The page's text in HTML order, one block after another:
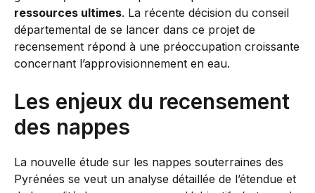
ressources ultimes. La récente décision du conseil
départemental de se lancer dans ce projet de
recensement répond à une préoccupation croissante
concernant l’approvisionnement en eau.
Les enjeux du recensement
des nappes
La nouvelle étude sur les nappes souterraines des
Pyrénées se veut un analyse détaillée de l’étendue et